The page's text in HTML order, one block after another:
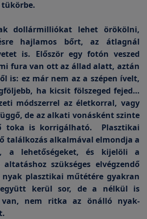
dollármilliókat lehet örökölni,
hajlamos bőrt, az átlagnál
is. Először egy fotón veszed
fura van ott az állad alatt, aztán
is: ez már nem az a szépen ívelt,
ha kicsit fölszeged fejed…
módszerrel az életkorral, vagy
de az alkati vonásként szinte
toka is korrigálható. Plasztikai
találkozás alkalmával elmondja a
a lehetőségeket, és kijelöli a
szükséges elvégzendő
plasztikai műtétére gyakran
együtt kerül sor, de a nélkül is
van, nem ritka az önálló nyak-